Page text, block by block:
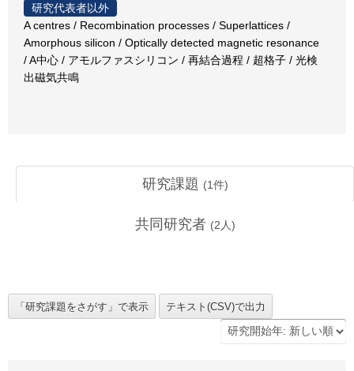
研究代表者以外
A centres / Recombination processes / Superlattices /
Amorphous silicon / Optically detected magnetic resonance
/ A中心 / アモルファスシリコン / 再結合過程 / 超格子 / 光検
出磁気共鳴
研究課題 (1件)
共同研究者 (2 人)